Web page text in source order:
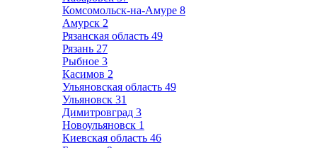
Комсомольск-на-Амуре 8
Амурск 2
Рязанская область 49
Рязань 27
Рыбное 3
Касимов 2
Ульяновская область 49
Ульяновск 31
Димитровград 3
Новоульяновск 1
Киевская область 46